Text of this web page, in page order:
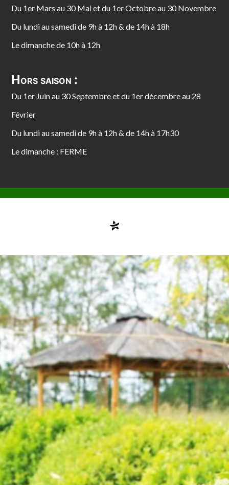
Du 1er Mars au 30 Mai et du 1er Octobre au 30 Novembre
Du lundi au samedi de 9h à 12h & de 14h à 18h
Le dimanche de 10h à 12h
Hors saison :
Du 1er Juin au 30 Septembre et du 1er décembre au 28
Février
Du lundi au samedi de 9h à 12h & de 14h à 17h30
Le dimanche : FERME